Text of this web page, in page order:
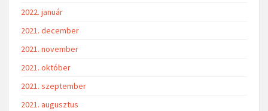
2022. január
2021. december
2021. november
2021. október
2021. szeptember
2021. augusztus